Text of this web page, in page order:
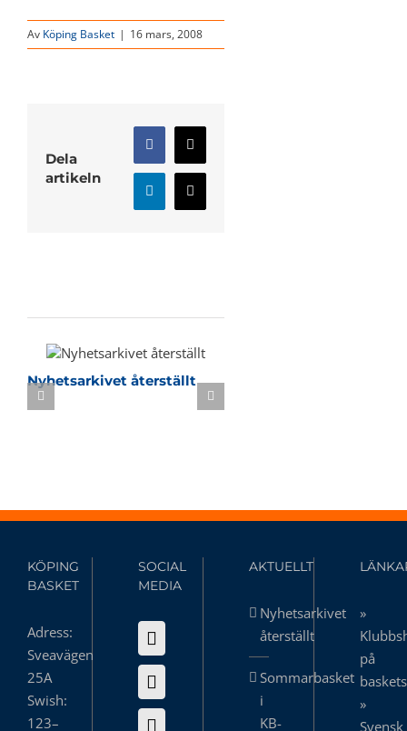
Av Köping Basket | 16 mars, 2008
Dela
artikeln
Facebook
X
LinkedInE-
post
Nyhetsarkivet återställt
KÖPING
BASKET
Adress:
Sveavägen
25A
Swish:
123–
SOCIAL
MEDIA
AKTUELLT
Nyhetsarkivet
återställt
Sommarbasket
i
KB-
»
på
»
Svensk